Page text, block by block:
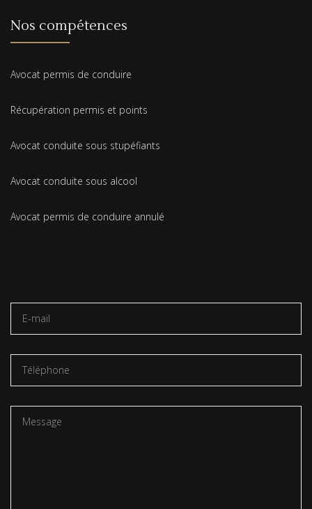
Nos compétences
Avocat permis de conduire
Récupération permis et points
Avocat conduite sous stupéfiants
Avocat conduite sous alcool
Avocat permis de conduire annulé